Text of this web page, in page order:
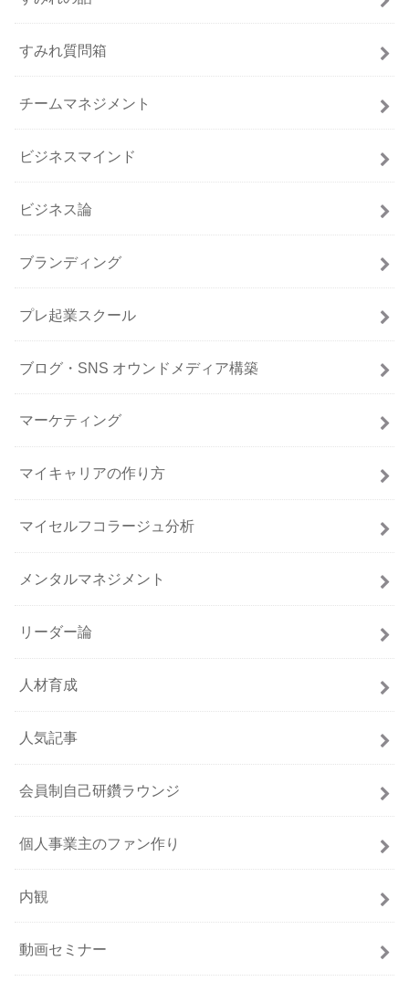
すみれ質問箱
チームマネジメント
ビジネスマインド
ビジネス論
ブランディング
プレ起業スクール
ブログ・SNS オウンドメディア構築
マーケティング
マイキャリアの作り方
マイセルフコラージュ分析
メンタルマネジメント
リーダー論
人材育成
人気記事
会員制自己研鑽ラウンジ
個人事業主のファン作り
内観
動画セミナー